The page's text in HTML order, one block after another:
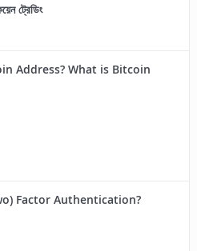
ট্রেডিং
Address? What is Bitcoin
Factor Authentication?